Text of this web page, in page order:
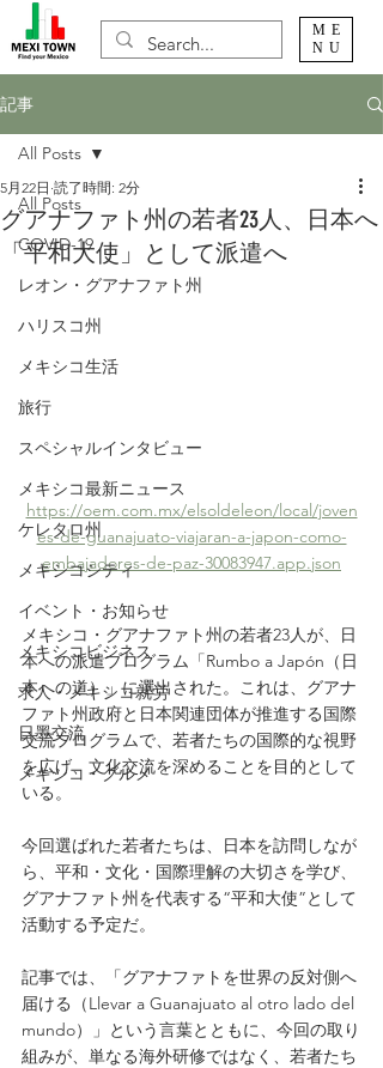
ME
NU
記事
All Posts
COVID-19
レオン・グアナファト州
ハリスコ州
メキシコ生活
旅行
スペシャルインタビュー
メキシコ最新ニュース
ケレタロ州
メキシコシティ
イベント・お知らせ
メキシコビジネス
求人・メキシコ就労
日墨交流
メキシコ・グルメ
All Posts
グアナファト州の若者23人、日本へ
「平和大使」として派遣へ
5月22日 読了時間: 2分
https://oem.com.mx/elsoldeleon/local/joven
es-de-guanajuato-viajaran-a-japon-como-
embajadores-de-paz-30083947.app.json
メキシコ・グアナファト州の若者23人が、日
本への派遣プログラム「Rumbo a Japón（日
本への道）」に選出された。これは、グアナ
ファト州政府と日本関連団体が推進する国際
交流プログラムで、若者たちの国際的な視野
を広げ、文化交流を深めることを目的として
いる。
今回選ばれた若者たちは、日本を訪問しなが
ら、平和・文化・国際理解の大切さを学び、
グアナファト州を代表する“平和大使”として
活動する予定だ。
記事では、「グアナファトを世界の反対側へ
届ける（Llevar a Guanajuato al otro lado del
mundo）」という言葉とともに、今回の取り
組みが、単なる海外研修ではなく、若者たち